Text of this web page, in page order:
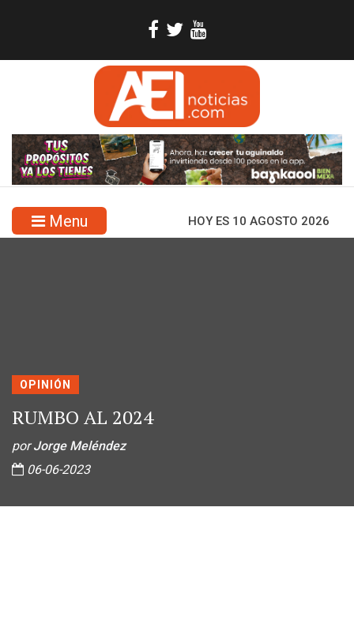
Menu HOY ES 10 AGOSTO 2026
OPINIÓN
RUMBO AL 2024
porJorge Meléndez
06-06-2023